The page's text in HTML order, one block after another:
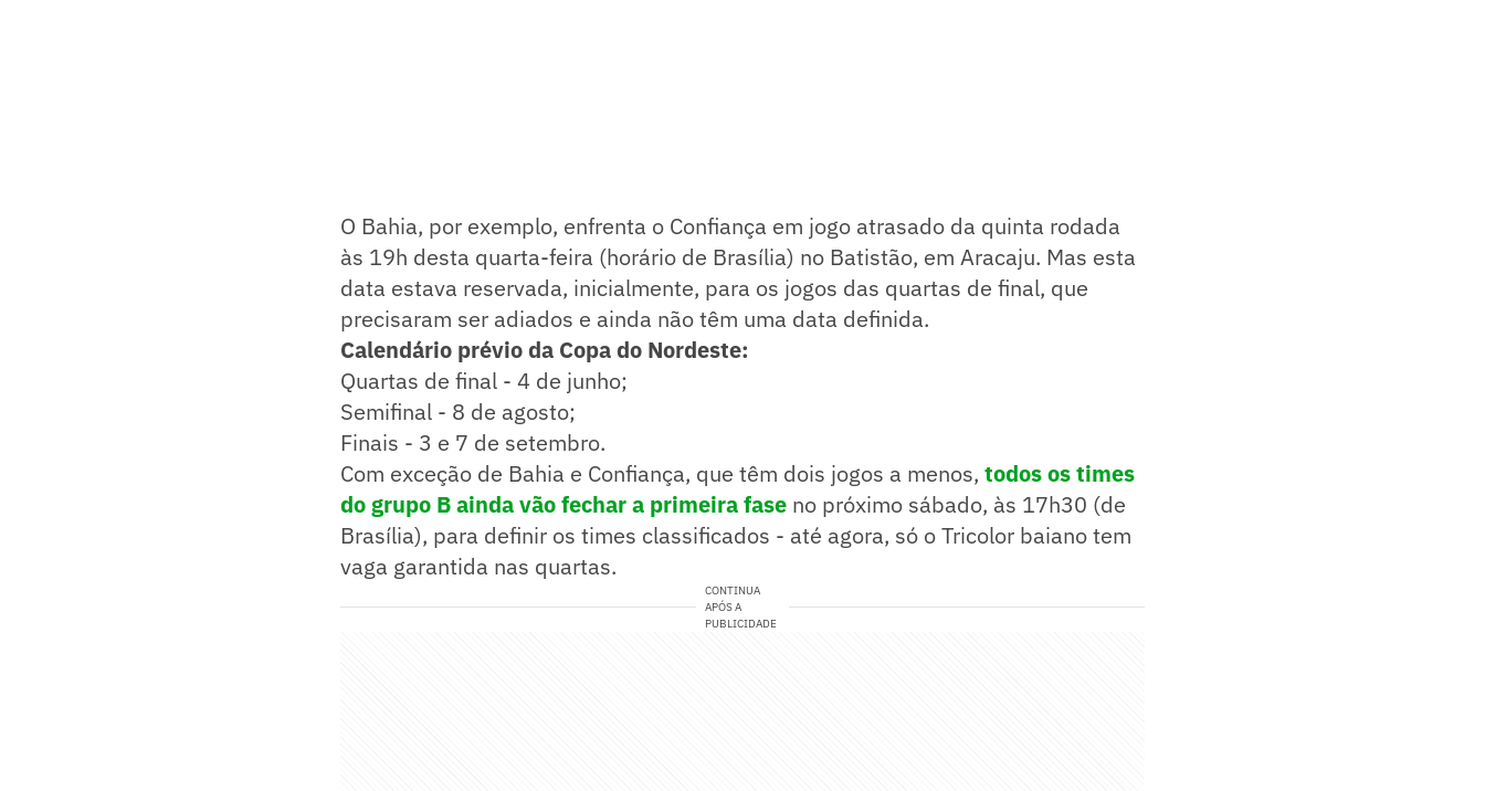
O Bahia, por exemplo, enfrenta o Confiança em jogo atrasado da quinta rodada
às 19h desta quarta-feira (horário de Brasília) no Batistão, em Aracaju. Mas esta
data estava reservada, inicialmente, para os jogos das quartas de final, que
precisaram ser adiados e ainda não têm uma data definida.
Calendário prévio da Copa do Nordeste:
Quartas de final - 4 de junho;
Semifinal - 8 de agosto;
Finais - 3 e 7 de setembro.
Com exceção de Bahia e Confiança, que têm dois jogos a menos, todos os times
do grupo B ainda vão fechar a primeira fase no próximo sábado, às 17h30 (de
Brasília), para definir os times classificados - até agora, só o Tricolor baiano tem
vaga garantida nas quartas.
CONTINUA
APÓS A
PUBLICIDADE